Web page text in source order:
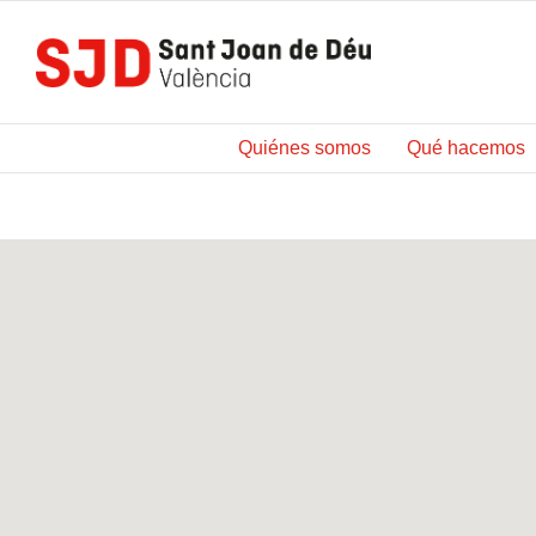
Saltar
contenido
Quiénes somos Qué hacemos